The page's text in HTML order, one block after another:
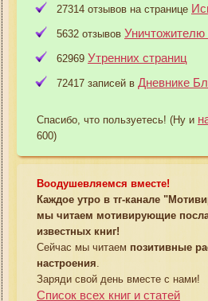
27314 отзывов на странице
5632 отзывов Уничтожителю
62969 Утренних страниц
72417 записей в Дневнике
Спасибо, что пользуетесь! (Ну и
600)
Воодушевляемся вместе!
Каждое утро в тг-канале
мы читаем мотивирующие
известных книг!
Сейчас мы читаем позитивные
настроения
Заряди свой день вместе с нами!
Список всех книг и статей